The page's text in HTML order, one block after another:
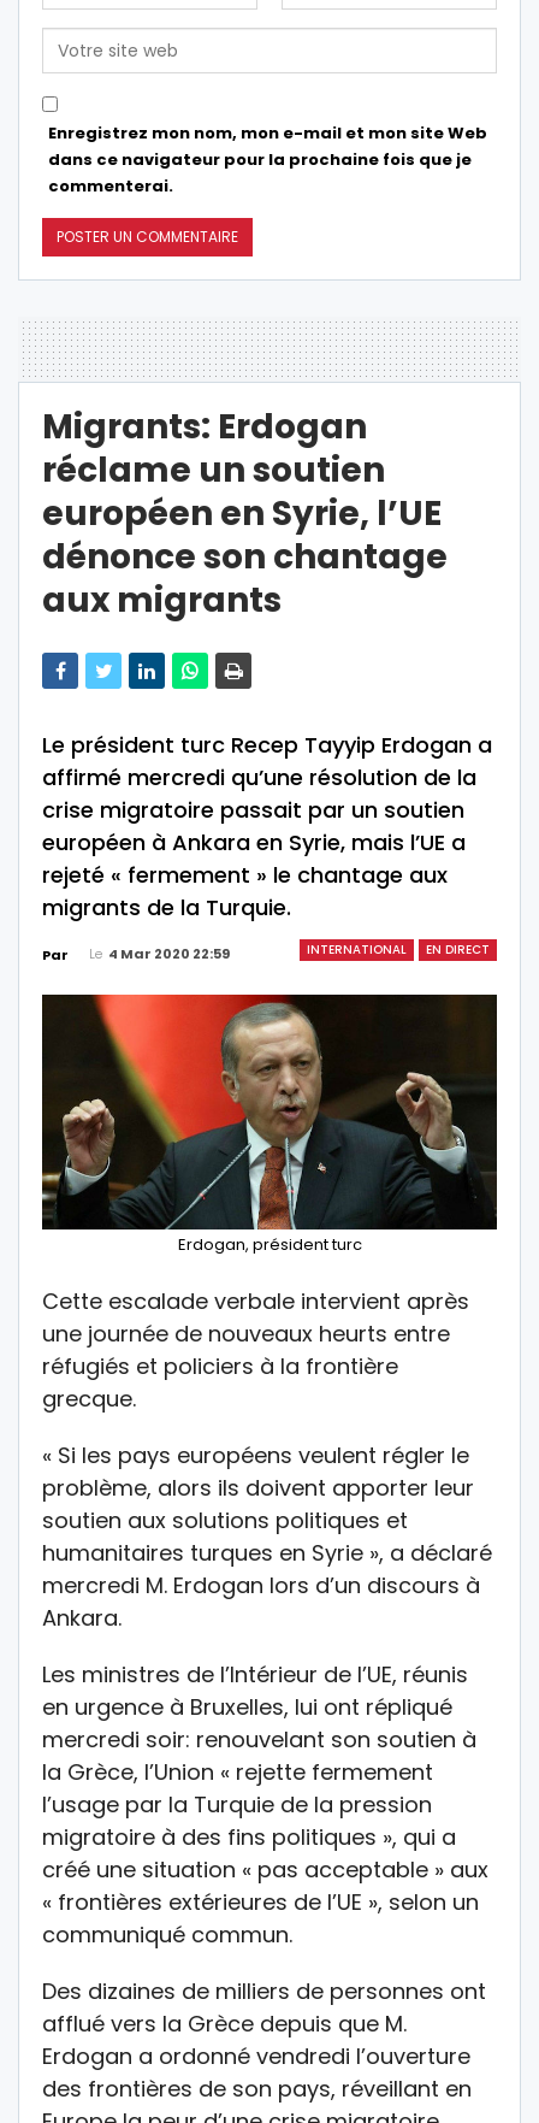
Enregistrez mon nom, mon e-mail et mon site Web
dans ce navigateur pour la prochaine fois que je
commenterai.
Migrants: Erdogan
réclame un soutien
européen en Syrie, l’UE
dénonce son chantage
aux migrants
Le président turc Recep Tayyip Erdogan a
affirmé mercredi qu’une résolution de la
crise migratoire passait par un soutien
européen à Ankara en Syrie, mais l’UE a
rejeté « fermement » le chantage aux
migrants de la Turquie.
INTERNATIONAL EN DIRECT
Par Le 4 Mar 2020 22:59
Erdogan, président turc
Cette escalade verbale intervient après
une journée de nouveaux heurts entre
réfugiés et policiers à la frontière
grecque.
« Si les pays européens veulent régler le
problème, alors ils doivent apporter leur
soutien aux solutions politiques et
humanitaires turques en Syrie », a déclaré
mercredi M. Erdogan lors d’un discours à
Ankara.
Les ministres de l’Intérieur de l’UE, réunis
en urgence à Bruxelles, lui ont répliqué
mercredi soir: renouvelant son soutien à
la Grèce, l’Union « rejette fermement
l’usage par la Turquie de la pression
migratoire à des fins politiques », qui a
créé une situation « pas acceptable » aux
« frontières extérieures de l’UE », selon un
communiqué commun.
Des dizaines de milliers de personnes ont
afflué vers la Grèce depuis que M.
Erdogan a ordonné vendredi l’ouverture
des frontières de son pays, réveillant en